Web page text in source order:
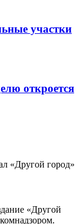
участки
откроется
«Другой город»
«Другой